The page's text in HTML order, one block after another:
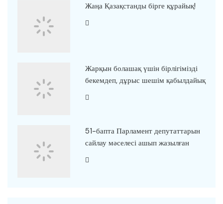
Жаңа Қазақстанды бірге құрайық!
Жарқын болашақ үшін бірлігімізді
бекемдеп, дұрыс шешім қабылдайық
51-бапта Парламент депутаттарын
сайлау мәселесі ашып жазылған